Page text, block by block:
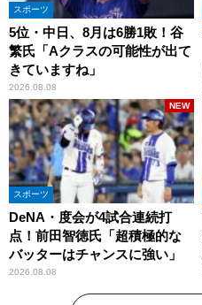
スポーツ
5位・中日、8月は6勝1敗！谷
繁氏「Aクラスの可能性が出て
きていますね」
2026.08.08
スポーツ
DeNA・度会が4試合連続打
点！前田智徳氏「超積極的な
バッターはチャンスに強い」
2026.08.08
NEW